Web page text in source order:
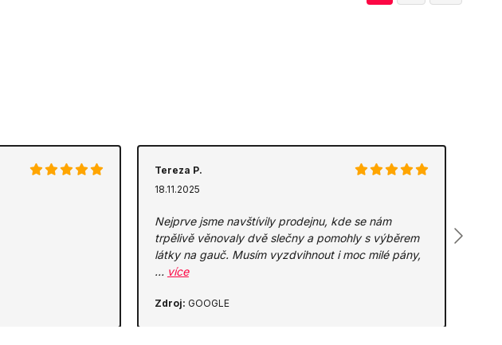
Tereza P.
18.11.2025
Nejprve jsme navštívily prodejnu, kde se nám
trpělivě věnovaly dvě slečny a pomohly s výběrem
látky na gauč. Musím vyzdvihnout i moc milé pány,
… více
Zdroj: GOOGLE